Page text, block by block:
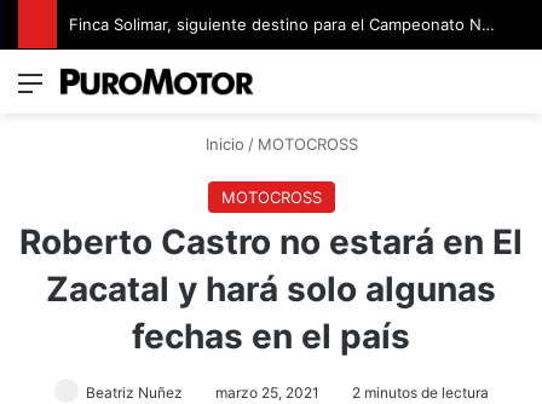
Finca Solimar, siguiente destino para el Campeonato Nacional de Rally
Menú
Inicio / MOTOCROSS
MOTOCROSS
Roberto Castro no estará en El
Zacatal y hará solo algunas
fechas en el país
Beatriz Nuñez marzo 25, 2021 2 minutos de lectura